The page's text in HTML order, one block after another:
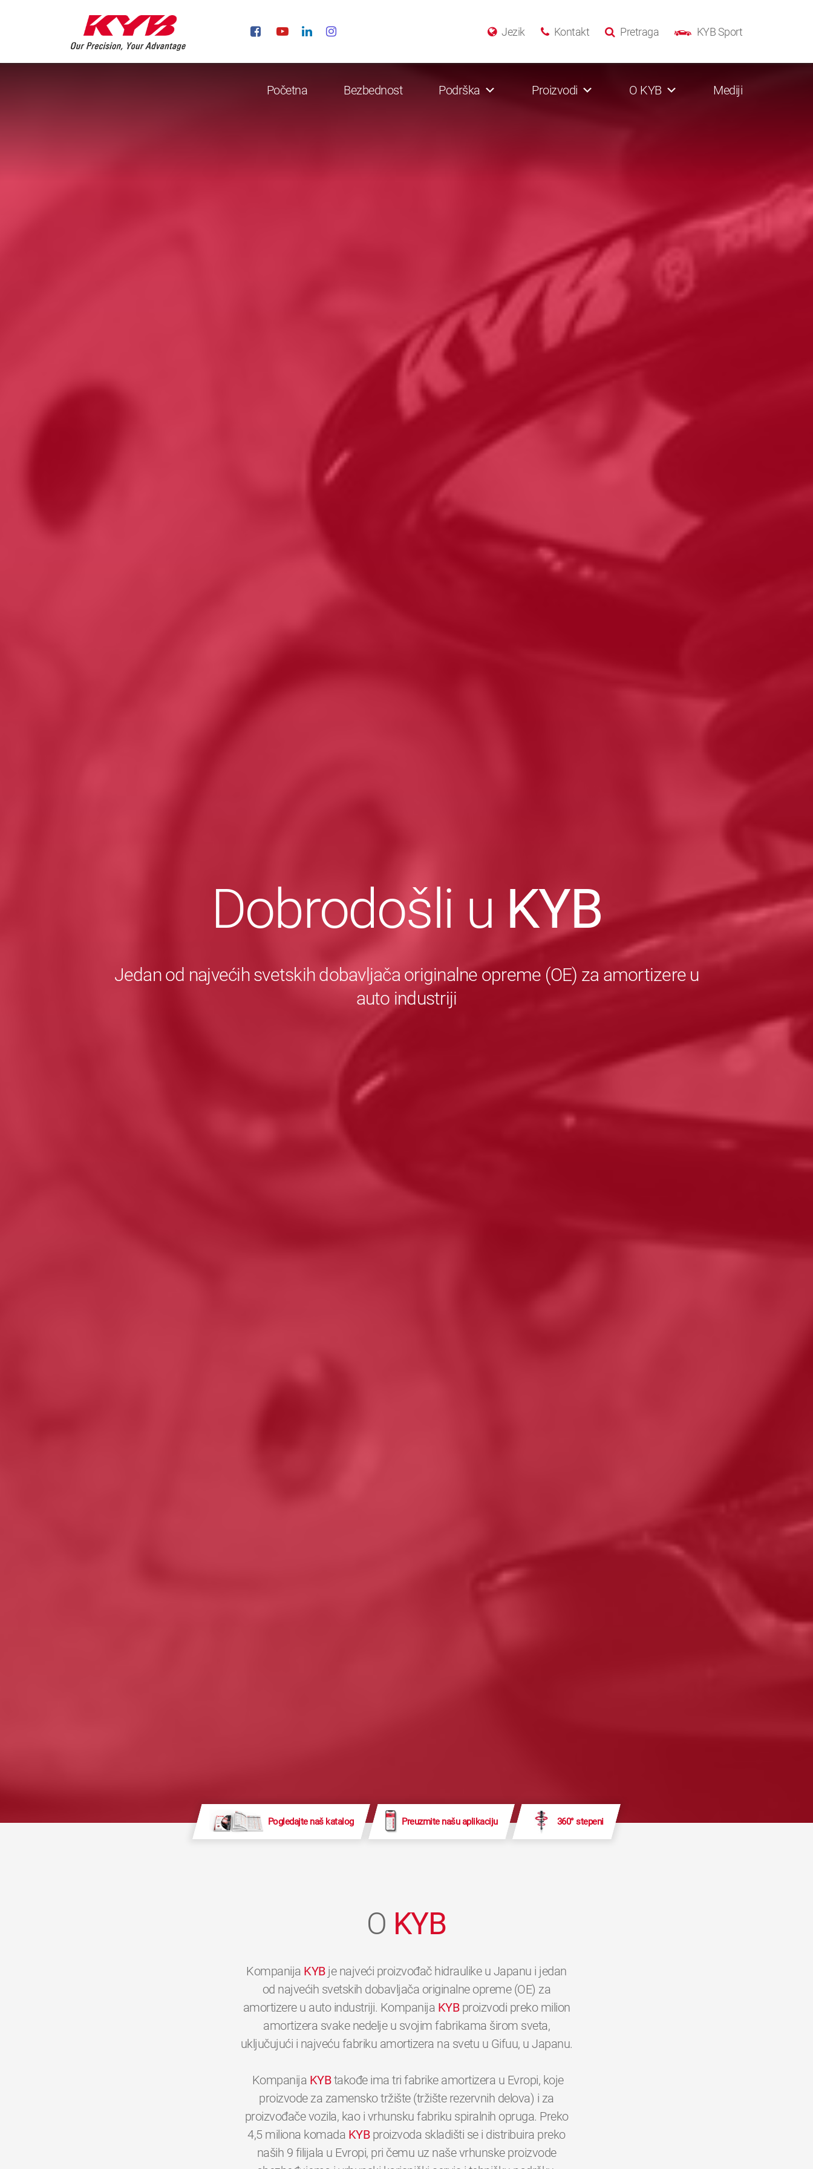
KYB Sport
Pretraga
Kontakt
Jezik
Početna Bezbednost Podrška Proizvodi O KYB Mediji
Dobrodošli u KYB
Jedan od najvećih svetskih dobavljača originalne opreme (OE) za amortizere u
auto industriji
Pogledajte naš katalog Preuzmite našu aplikaciju 360° stepeni
O KYB
Kompanija KYBje najveći proizvođač hidraulike u Japanu i jedan
od najvećih svetskih dobavljača originalne opreme (OE) za
amortizere u auto industriji. Kompanija KYBproizvodi preko milion
amortizera svake nedelje u svojim fabrikama širom sveta,
uključujući i najveću fabriku amortizera na svetu u Gifuu, u Japanu.
Kompanija KYBtakođe ima tri fabrike amortizera u Evropi, koje
proizvode za zamensko tržište (tržište rezervnih delova) i za
proizvođače vozila, kao i vrhunsku fabriku spiralnih opruga. Preko
4,5 miliona komada KYBproizvoda skladišti se i distribuira preko
naših 9 filijala u Evropi, pri čemu uz naše vrhunske proizvode
000 000